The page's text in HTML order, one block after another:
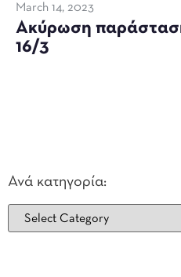
March 14, 2023
Ακύρωση
16/3
Ανά κατηγορία: